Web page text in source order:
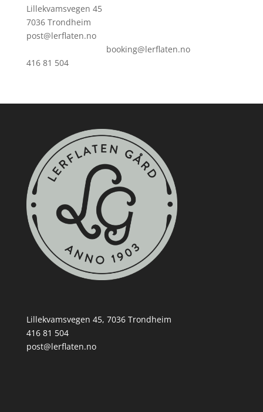
Lillekvamsvegen 45
7036 Trondheim
post@lerflaten.no
booking@lerflaten.no
416 81 504
Lillekvamsvegen 45, 7036 Trondheim
416 81 504
post@lerflaten.no